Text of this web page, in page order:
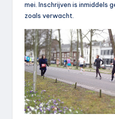
mei. Inschrijven is inmiddels
zoals verwacht.